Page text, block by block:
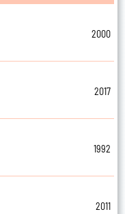
2000
2017
1992
2011